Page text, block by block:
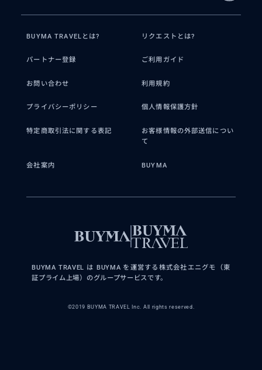
BUYMA TRAVELとは? リクエストとは?
パートナー登録 ご利用ガイド
お問い合わせ 利用規約
プライバシーポリシー 個人情報保護方針
特定商取引法に関する表記
お客様情報の外部送信につい
て
会社案内 BUYMA
BUYMA TRAVEL は BUYMA を運営する株式会社エニグモ（東
証プライム上場）のグループサービスです。
©2019 BUYMA TRAVEL Inc. All rights reserved.